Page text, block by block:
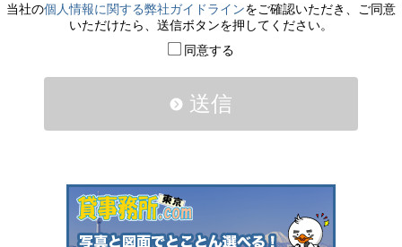
当社の個人情報に関する弊社ガイドラインをご確認いただき、ご同意
いただけたら、送信ボタンを押してください。
同意する
送信